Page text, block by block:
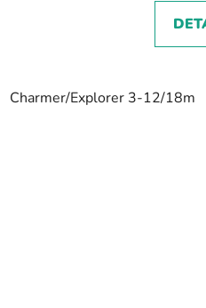
Charmer/Explorer 3-12/18m